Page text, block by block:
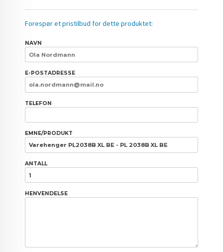
Forespør et pristilbud for dette produktet:
NAVN
E-POSTADRESSE
TELEFON
EMNE/PRODUKT
ANTALL
HENVENDELSE